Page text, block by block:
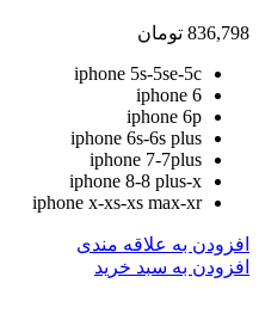
836,798 تومان
iphone 5s-5se-5c
iphone 6
iphone 6p
iphone 6s-6s plus
iphone 7-7plus
iphone 8-8 plus-x
iphone x-xs-xs max-xr
افزودن به علاقه مندی
افزودن به سبد خرید